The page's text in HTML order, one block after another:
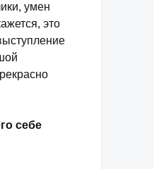
умен
это
себе